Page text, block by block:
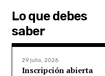
Lo que debes
saber
29 julio, 2026
Inscripción abierta